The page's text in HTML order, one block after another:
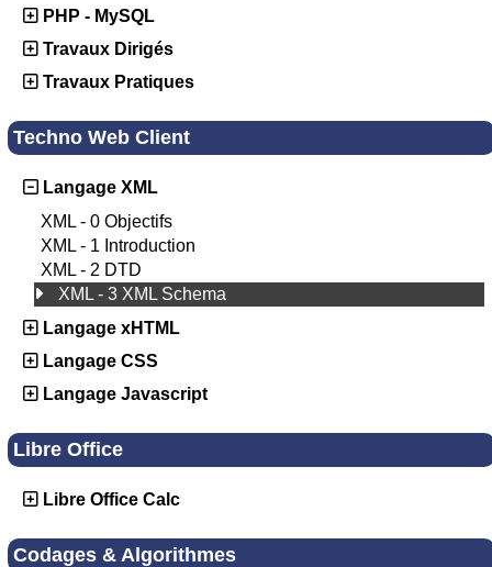
PHP - MySQL
Travaux Dirigés
Travaux Pratiques
Techno Web Client
Langage XML
XML - 0 Objectifs
XML - 1 Introduction
XML - 2 DTD
XML - 3 XML Schema
Langage xHTML
Langage CSS
Langage Javascript
Libre Office
Libre Office Calc
Codages & Algorithmes